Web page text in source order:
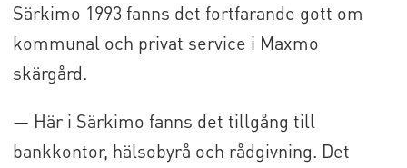
Särkimo 1993 fanns det fortfarande gott om
kommunal och privat service i Maxmo
skärgård.
— Här i Särkimo fanns det tillgång till
bankkontor, hälsobyrå och rådgivning. Det